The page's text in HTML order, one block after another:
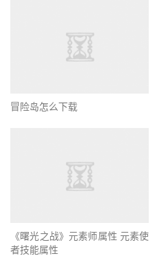
冒险岛怎么下载
《曙光之战》元素师属性 元素使
者技能属性